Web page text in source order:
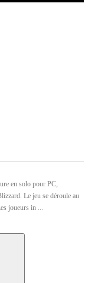
en solo pour PC,
Le jeu se déroule au
joueurs in ...